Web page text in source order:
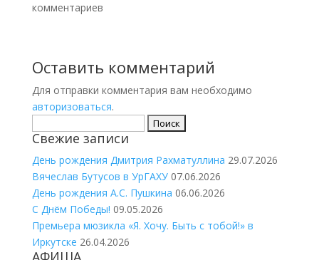
комментариев
Оставить комментарий
Для отправки комментария вам необходимо
авторизоваться.
Свежие записи
День рождения Дмитрия Рахматуллина 29.07.2026
Вячеслав Бутусов в УрГАХУ 07.06.2026
День рождения А.С. Пушкина 06.06.2026
С Днём Победы! 09.05.2026
Премьера мюзикла «Я. Хочу. Быть с тобой!» в
Иркутске 26.04.2026
АФИША